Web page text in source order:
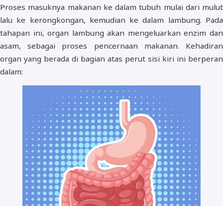
Proses masuknya makanan ke dalam tubuh mulai dari mulut
lalu ke kerongkongan, kemudian ke dalam lambung. Pada
tahapan ini, organ lambung akan mengeluarkan enzim dan
asam, sebagai proses pencernaan makanan. Kehadiran
organ yang berada di bagian atas perut sisi kiri ini berperan
dalam: